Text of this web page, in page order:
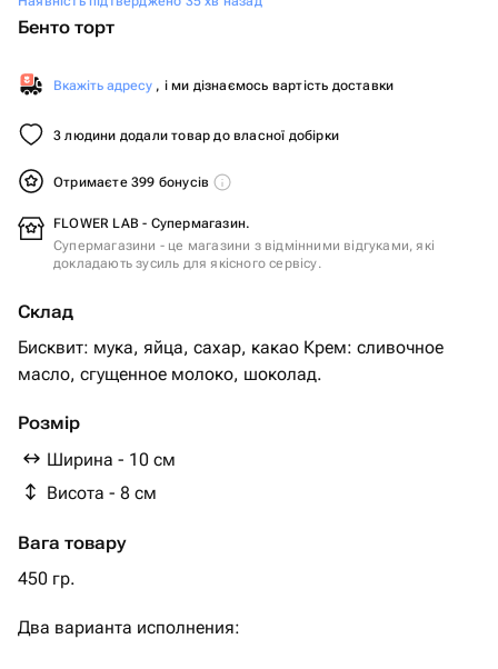
Бенто торт
Вкажіть адресу , і ми дізнаємось вартість доставки
3 людини додали товар до власної добірки
Отримаєте 399 бонусів
FLOWER LAB - Супермагазин.
Супермагазини - це магазини з відмінними відгуками, які
докладають зусиль для якісного сервісу.
Склад
Бисквит: мука, яйца, сахар, какао Крем: сливочное
масло, сгущенное молоко, шоколад.
Розмір
Ширина - 10 см
Висота - 8 см
Вага товару
450 гр.
Два варианта исполнения: